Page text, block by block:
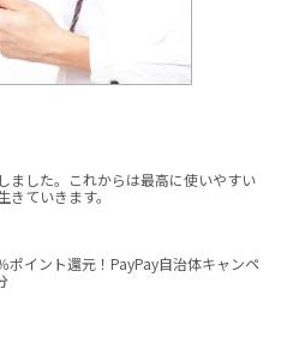
ました。これからは最高に使いやすい
きていきます。
ポイント還元！PayPay自治体キャンペ